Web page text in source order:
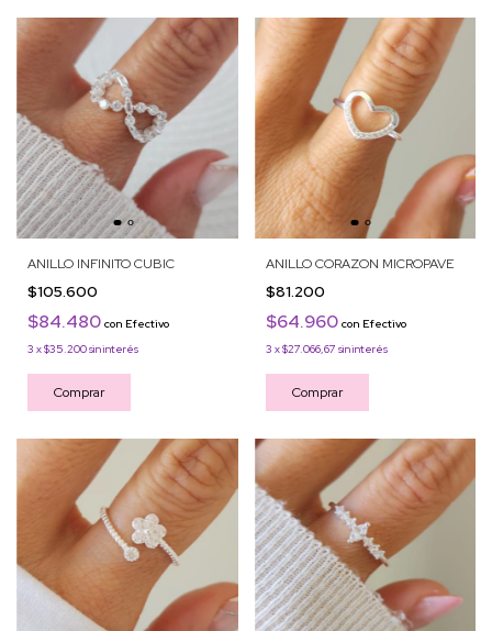
ANILLO INFINITO CUBIC
$105.600
$84.480 con Efectivo
3 x$35.200sin interés
Comprar
ANILLO CORAZON MICROPAVE
$81.200
$64.960 con Efectivo
3 x$27.066,67 sin interés
Comprar